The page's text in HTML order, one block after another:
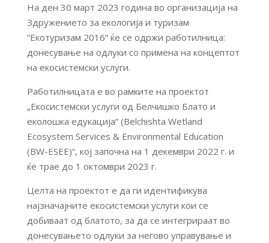
На ден 30 март 2023 година во организација на
Здружението за екологија и туризам
“Екотуризам 2016” ќе се одржи работилница:
донесување на одлуки со примена на концептот
на екосистемски услуги.
Работилницата е во рамките на проектот
„Екосистемски услуги од Белчишко Блато и
еколошка едукација“ (Belchishta Wetland
Ecosystem Services & Environmental Education
(BW-ESEE)“, кој започна на 1 декември 2022 г. и
ќе трае до 1 октомври 2023 г.
Целта на проектот е да ги идентификува
најзначајните екосистемски услуги кои се
добиваат од блатото, за да се интегрираат во
донесувањето одлуки за негово управување и